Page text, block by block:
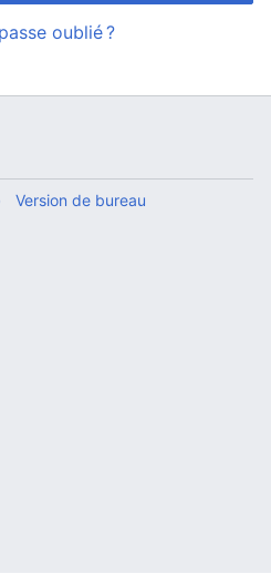
oublié ?
Version de bureau